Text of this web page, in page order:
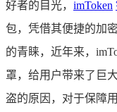
好者的目光， imToken
包，凭借其便捷的加
的青睐，近年来，
罩，给用户带来了巨
盗的原因，对于保障